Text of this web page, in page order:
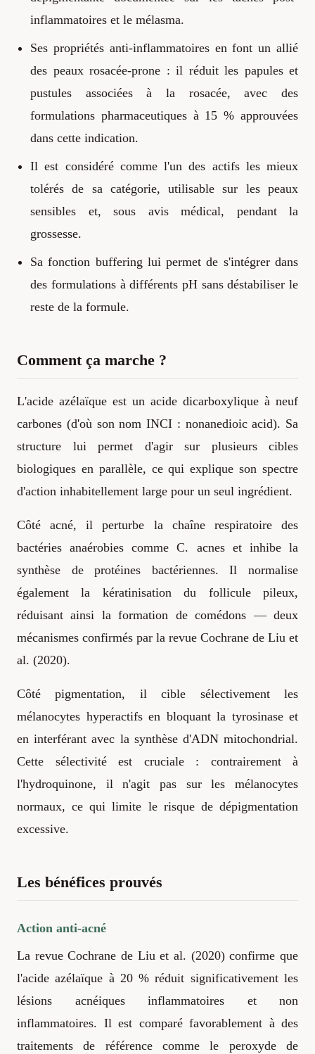
inflammatoires et le mélasma.
Ses propriétés anti-inflammatoires en font un allié
des peaux rosacée-prone : il réduit les papules et
pustules associées à la rosacée, avec des
formulations pharmaceutiques à 15 % approuvées
dans cette indication.
Il est considéré comme l'un des actifs les mieux
tolérés de sa catégorie, utilisable sur les peaux
sensibles et, sous avis médical, pendant la
grossesse.
Sa fonction buffering lui permet de s'intégrer dans
des formulations à différents pH sans déstabiliser le
reste de la formule.
Comment ça marche ?
L'acide azélaïque est un acide dicarboxylique à neuf
carbones (d'où son nom INCI : nonanedioic acid). Sa
structure lui permet d'agir sur plusieurs cibles
biologiques en parallèle, ce qui explique son spectre
d'action inhabitellement large pour un seul ingrédient.
Côté acné, il perturbe la chaîne respiratoire des
bactéries anaérobies comme C. acnes et inhibe la
synthèse de protéines bactériennes. Il normalise
également la kératinisation du follicule pileux,
réduisant ainsi la formation de comédons — deux
mécanismes confirmés par la revue Cochrane de Liu et
al. (2020).
Côté pigmentation, il cible sélectivement les
mélanocytes hyperactifs en bloquant la tyrosinase et
en interférant avec la synthèse d'ADN mitochondrial.
Cette sélectivité est cruciale : contrairement à
l'hydroquinone, il n'agit pas sur les mélanocytes
normaux, ce qui limite le risque de dépigmentation
excessive.
Les bénéfices prouvés
Action anti-acné
La revue Cochrane de Liu et al. (2020) confirme que
l'acide azélaïque à 20 % réduit significativement les
lésions acnéiques inflammatoires et non
inflammatoires. Il est comparé favorablement à des
traitements de référence comme le peroxyde de